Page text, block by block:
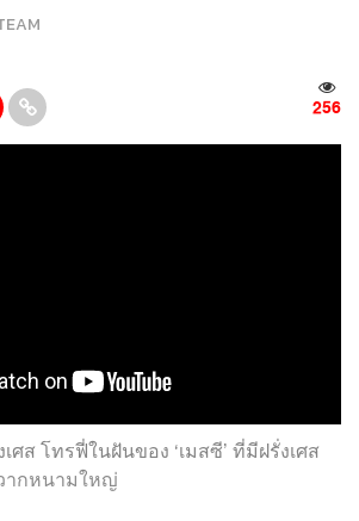
256
ศส โทรฟี่ในฝันของ ‘เมสซี’ ที่มีฝรั่งเศส
ากหนามใหญ่